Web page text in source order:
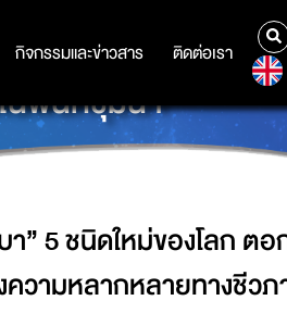
กิจกรรมและข่าวสาร ติดต่อเรา
กิจกรรมและข่าวสาร ติดต่อเรา
ยภาพนักวิจัยไทย แ
นพื้นที่ชุ่มน้ำ
” 5 ชนิดใหม่ของโลก ต
วามหลากหลายทางชีว